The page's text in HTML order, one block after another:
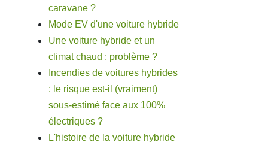
caravane ?
Mode EV d'une voiture hybride
Une voiture hybride et un
climat chaud : problème ?
Incendies de voitures hybrides
: le risque est-il (vraiment)
sous-estimé face aux 100%
électriques ?
L'histoire de la voiture hybride